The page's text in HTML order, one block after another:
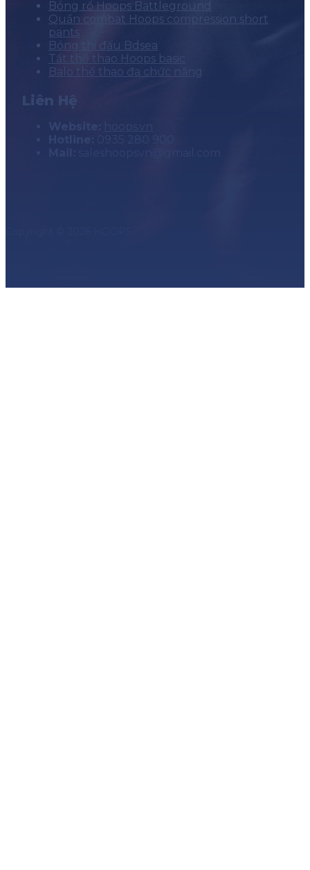
Bóng rổ Hoops Battleground
Quần combat Hoops compression short
pants
Bóng thi đấu Bdsea
Tất thể thao Hoops basic
Balo thể thao đa chức năng
Liên Hệ